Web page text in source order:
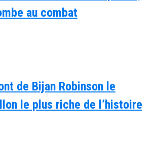
au combat
de Bijan Robinson le
le plus riche de l’histoire